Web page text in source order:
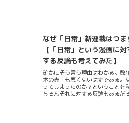
句によれば「このライトノベル
者が語る！」とある。「其の地
るシンポジウムこの報を通じてサ
か？と思った方がいるだろうが（
当初は思っていたが）ぜんっぜ
真面目な正当派知識人も数多く招
カバーできない進歩的なシンポジ
なぜ「日常」新連載はつ
【「日常」という漫画に
する反論も考えてみた】
確かにそう言う理由はわかる。数
本の売上も悪くないはずである。
ってしまったのか？ということを
ちろんそれに対する反論もあるだ
れを機に「日常」という漫画が